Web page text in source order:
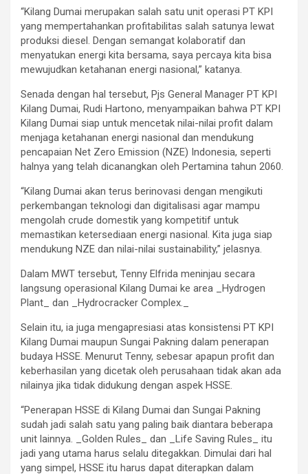
“Kilang Dumai merupakan salah satu unit operasi PT KPI
yang mempertahankan profitabilitas salah satunya lewat
produksi diesel. Dengan semangat kolaboratif dan
menyatukan energi kita bersama, saya percaya kita bisa
mewujudkan ketahanan energi nasional,” katanya.
Senada dengan hal tersebut, Pjs General Manager PT KPI
Kilang Dumai, Rudi Hartono, menyampaikan bahwa PT KPI
Kilang Dumai siap untuk mencetak nilai-nilai profit dalam
menjaga ketahanan energi nasional dan mendukung
pencapaian Net Zero Emission (NZE) Indonesia, seperti
halnya yang telah dicanangkan oleh Pertamina tahun 2060.
“Kilang Dumai akan terus berinovasi dengan mengikuti
perkembangan teknologi dan digitalisasi agar mampu
mengolah crude domestik yang kompetitif untuk
memastikan ketersediaan energi nasional. Kita juga siap
mendukung NZE dan nilai-nilai sustainability,” jelasnya.
Dalam MWT tersebut, Tenny Elfrida meninjau secara
langsung operasional Kilang Dumai ke area _Hydrogen
Plant_ dan _Hydrocracker Complex._
Selain itu, ia juga mengapresiasi atas konsistensi PT KPI
Kilang Dumai maupun Sungai Pakning dalam penerapan
budaya HSSE. Menurut Tenny, sebesar apapun profit dan
keberhasilan yang dicetak oleh perusahaan tidak akan ada
nilainya jika tidak didukung dengan aspek HSSE.
“Penerapan HSSE di Kilang Dumai dan Sungai Pakning
sudah jadi salah satu yang paling baik diantara beberapa
unit lainnya. _Golden Rules_ dan _Life Saving Rules_ itu
jadi yang utama harus selalu ditegakkan. Dimulai dari hal
yang simpel, HSSE itu harus dapat diterapkan dalam